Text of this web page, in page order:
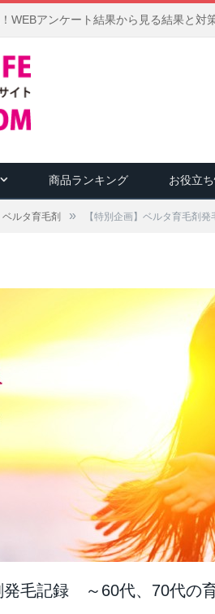
WEBアンケート結果から見る結果と対
商品ランキング お役立
ベルタ育毛剤 » 【特別企画】ベルタ育毛剤
発毛記録 ～60代、70代の